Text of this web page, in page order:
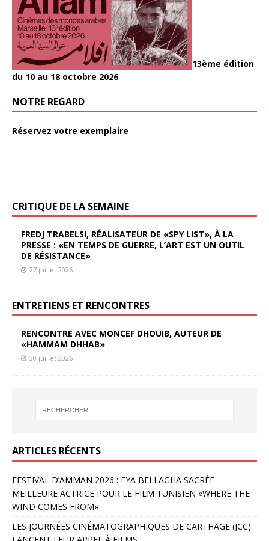
13ème édition
du 10 au 18 octobre 2026
NOTRE REGARD
Réservez votre exemplaire
CRITIQUE DE LA SEMAINE
FREDJ TRABELSI, RÉALISATEUR DE «SPY LIST», À LA
PRESSE : «EN TEMPS DE GUERRE, L’ART EST UN OUTIL
DE RÉSISTANCE»
27 juillet 2026
ENTRETIENS ET RENCONTRES
RENCONTRE AVEC MONCEF DHOUIB, AUTEUR DE
«HAMMAM DHHAB»
30 juillet 2026
ARTICLES RÉCENTS
FESTIVAL D’AMMAN 2026 : EYA BELLAGHA SACRÉE
MEILLEURE ACTRICE POUR LE FILM TUNISIEN «WHERE THE
WIND COMES FROM»
LES JOURNÉES CINÉMATOGRAPHIQUES DE CARTHAGE (JCC)